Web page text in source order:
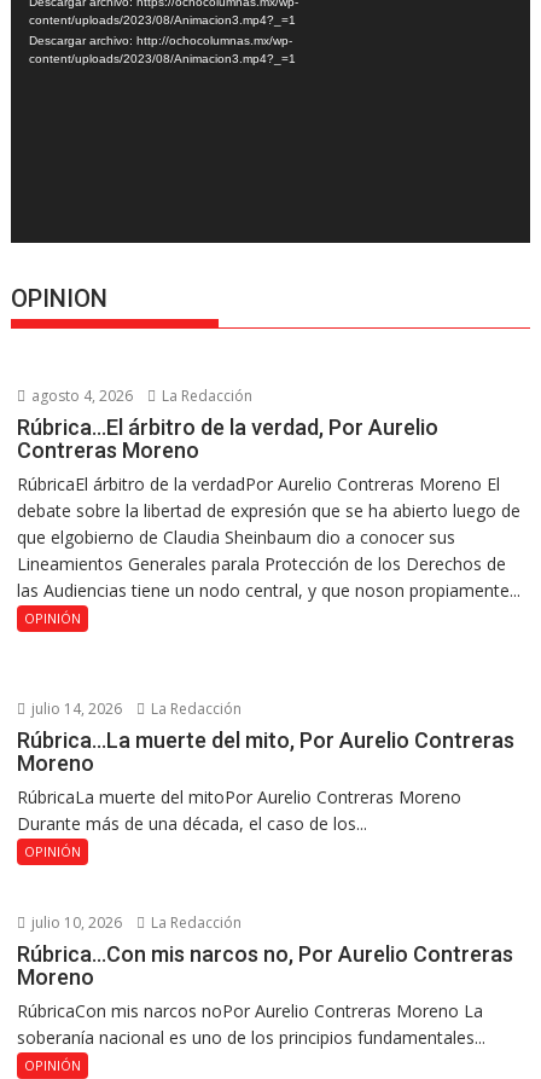
vídeo
content/uploads/2023/08/Animacion3.mp4?_=1
Descargar archivo: http://ochocolumnas.mx/wp-
content/uploads/2023/08/Animacion3.mp4?_=1
OPINION
agosto 4, 2026 La Redacción
Rúbrica…El árbitro de la verdad, Por Aurelio
Contreras Moreno
RúbricaEl árbitro de la verdadPor Aurelio Contreras Moreno El
debate sobre la libertad de expresión que se ha abierto luego de
que elgobierno de Claudia Sheinbaum dio a conocer sus
Lineamientos Generales parala Protección de los Derechos de
las Audiencias tiene un nodo central, y que noson propiamente...
OPINIÓN
julio 14, 2026 La Redacción
Rúbrica…La muerte del mito, Por Aurelio Contreras
Moreno
RúbricaLa muerte del mitoPor Aurelio Contreras Moreno
Durante más de una década, el caso de los...
OPINIÓN
julio 10, 2026 La Redacción
Rúbrica…Con mis narcos no, Por Aurelio Contreras
Moreno
RúbricaCon mis narcos noPor Aurelio Contreras Moreno La
soberanía nacional es uno de los principios fundamentales...
OPINIÓN